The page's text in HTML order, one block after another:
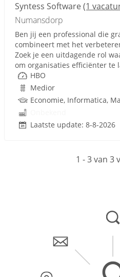
Syntess Software(1
Numansdorp
Ben jij een professional die
combineert met het
Zoek je een uitdagende rol
om organisaties efficiënter te
HBO
Medior
Laatste update: 8-8-2026
1 - 3 van 3